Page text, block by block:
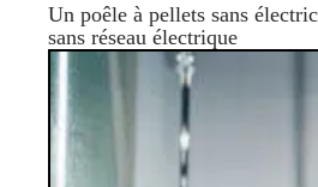
Un poêle à pellets sans
sans réseau électrique